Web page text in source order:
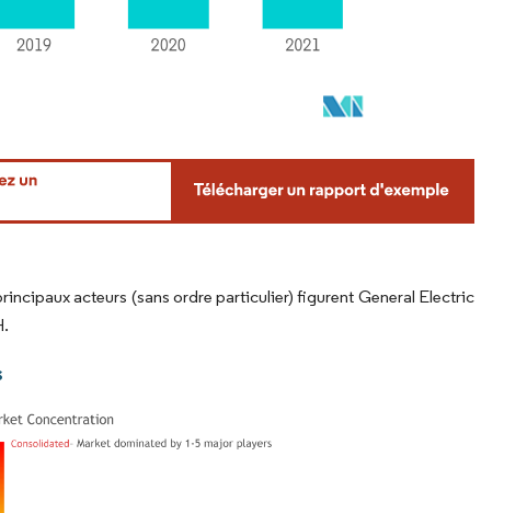
acteurs (sans ordre particulier) figurent General Electric